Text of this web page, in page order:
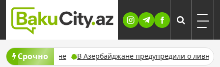
Skip
content
Срочно
в Украине В Азербайджане предупредили о ливнях,